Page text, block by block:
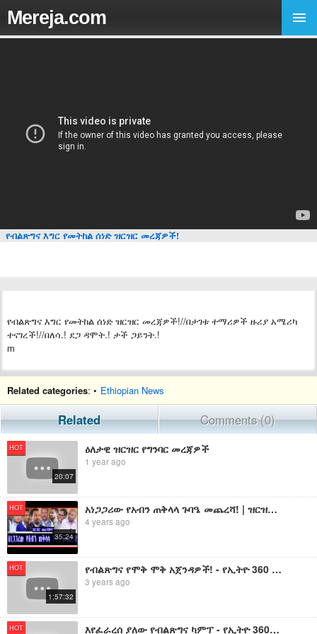
Mereja.com
የብልጽግና እግር የመትከል ሰነድ ዝርዝር መረጃዎች!
የብልጽግና እግር የመትከል ሰነድ ዝርዝር መረጃዎች!//በታገቱ ተማሪዎች ዙሪያ አሜሪካ
ተናገረች!//በለሳ.! ደጋ ዳሞት.! ታች ጋይንት.!
m
Related categories: • Ethiopian News
Related Comments (0)
HOT
20:07
ዕለታዊ ዝርዝር የግንባር መረጃዎች
1 year ago
HOT
35:24
አነጋጋሪው የአብን ጠቅላላ ጉባዔ መጨረሻ! | ዝርዝር መረጃዎች!
4 years ago
HOT
1:57:32
የብልጽግና የሞቅ ሞቅ አጀንዳዎች! - የኢትዮ 360 መረጃዎች
3 years ago
HOT እየፈራረሰ ያለው የብልጽግና ካምፕ - የኢትዮ 360 ትንታኔ እና መረጃዎች